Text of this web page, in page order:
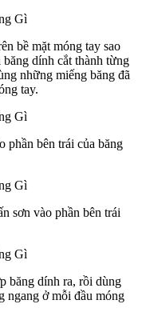
bề mặt móng tay sao
dính cắt thành từng
những miếng băng đã
tay.
phần bên trái của băng
sơn vào phần bên trái
băng dính ra, rồi dùng
ngang ở mỗi đầu móng